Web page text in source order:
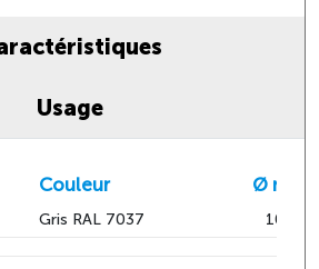
Usage
Couleur Ø mm
Gris RAL 7037 100